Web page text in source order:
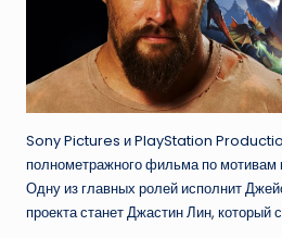
Sony Pictures и PlayStation
полнометражного фильма по
Одну из главных ролей исполнит
проекта станет Джастин Лин, который